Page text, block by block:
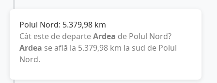
Polul Nord: 5.379,98 km
Cât este de departeArdea de Polul Nord?
Ardea se află la 5.379,98 km la sud de Polul
Nord.